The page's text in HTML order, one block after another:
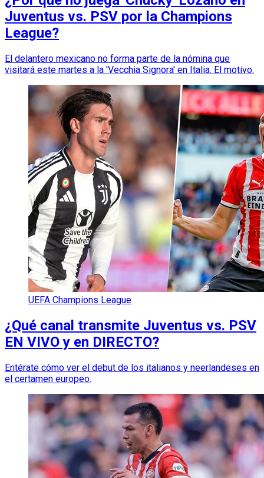
Juventus vs. PSV por la Champions
League?
El delantero mexicano no forma parte de la nómina que
visitará este martes a la 'Vecchia Signora' en Italia. El motivo.
UEFA Champions League
¿Qué canal transmite Juventus vs. PSV
EN VIVO y en DIRECTO?
Entérate cómo ver el debut de los italianos y neerlandeses en
el certamen europeo.